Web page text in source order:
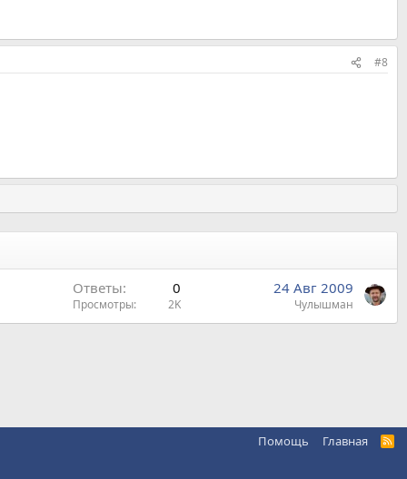
#8
Ответы 0
Просмотры 2K
24 Авг 2009
Чулышман
Помощь Главная
R